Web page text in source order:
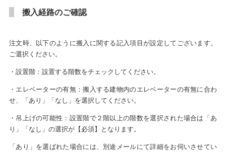
搬入経路のご確認
注文時、以下のように搬入に関する記入項目が設定してございます。
ご選択ください。
・設置階：設置する階数をチェックしてください。
・エレベーターの有無：搬入する建物内のエレベーターの有無に合わ
せ、「あり」「なし」を選択してください。
・吊上げの可能性：設置階で２階以上の階数を選択された場合は「あ
り」「なし」の選択が【必須】となります。
「あり」を選ばれた場合には、別途メールにて詳細をお伺いさせてい